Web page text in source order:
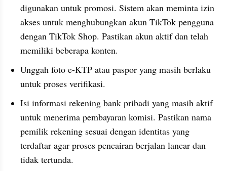
digunakan untuk promosi. Sistem akan meminta izin
akses untuk menghubungkan akun TikTok pengguna
dengan TikTok Shop. Pastikan akun aktif dan telah
memiliki beberapa konten.
Unggah foto e-KTP atau paspor yang masih berlaku
untuk proses verifikasi.
Isi informasi rekening bank pribadi yang masih aktif
untuk menerima pembayaran komisi. Pastikan nama
pemilik rekening sesuai dengan identitas yang
terdaftar agar proses pencairan berjalan lancar dan
tidak tertunda.